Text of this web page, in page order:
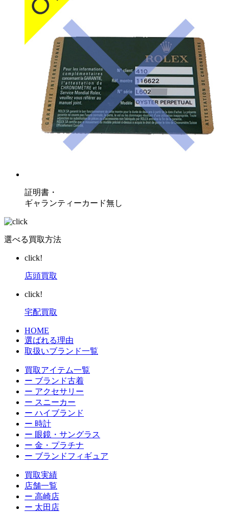
証明書・
ギャランティーカード無し
選べる買取方法
click!
店頭買取
click!
宅配買取
HOME
選ばれる理由
取扱いブランド一覧
買取アイテム一覧
ー ブランド古着
ー アクセサリー
ー スニーカー
ー ハイブランド
ー 時計
ー 眼鏡・サングラス
ー 金・プラチナ
ー ブランドフィギュア
買取実績
店舗一覧
ー 高崎店
ー 太田店